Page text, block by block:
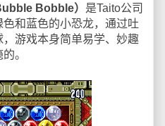
Bobble） 是Taito公司
和蓝色的小恐龙，通过吐
游戏本身简单易学、妙趣
。